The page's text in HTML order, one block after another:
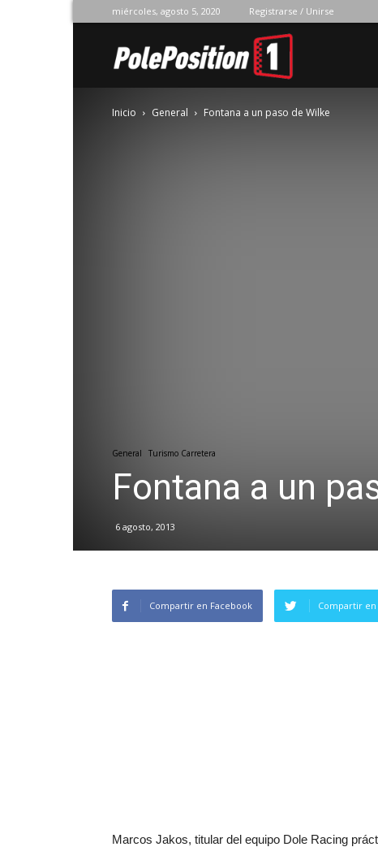
miércoles, agosto 5, 2020 Registrarse / Unirse
Position
Inicio General Fontana a un paso de Wilke
General Turismo Carretera
Fontana a un
6 agosto, 2013
Compartir en Facebook Compartir
Marcos Jakos, titular del equipo Dole Racing